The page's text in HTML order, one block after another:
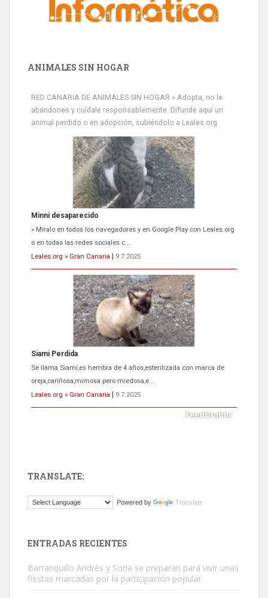
ANIMALES SIN HOGAR
RED CANARIA DE ANIMALES SIN HOGAR » Adopta, no le
abandones y cuídale responsablemente. Difunde aquí un
animal perdido o en adopción, subiéndolo a Leales.org
Siami Perdida
Se llama Siami,es hembra de 4 años,esterilizada con marca de
oreja,cariñosa,mimosa pero miedosa,e...
Leales.org » Gran Canaria
9.7.2025
ADOPCIÓN URGENTE GATA TEROR GRAN CANARIA
El ayuntamiento se va a llevar a Los Gatos callejeros de la zona los
próximos días, ella incluida...
Leales.org » Gran Canaria
9.7.2025
Este gato macho ha aparecido en la calle hace menos de un mes,
TRANSLATE:
Powered by Translate
ENTRADAS RECIENTES
Barranquillo Andrés y Soria se preparan para vivir unas
fiestas marcadas por la participación popular